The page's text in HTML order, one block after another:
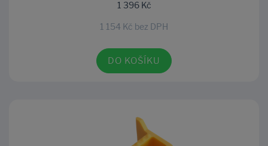
1 396 Kč
1 154 Kč bez DPH
DO KOŠÍKU